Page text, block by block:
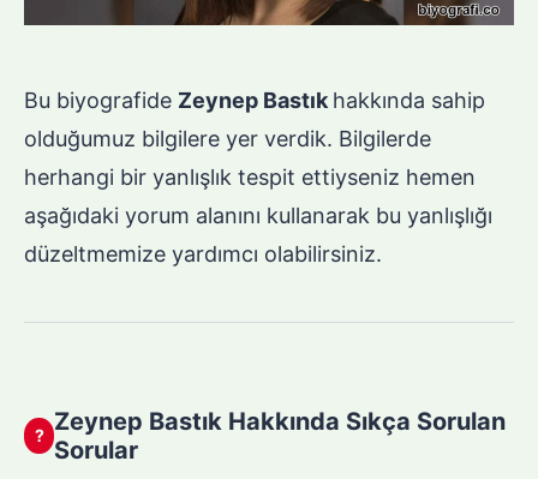
Bu biyografide Zeynep Bastıkhakkında sahip
olduğumuz bilgilere yer verdik. Bilgilerde
herhangi bir yanlışlık tespit ettiyseniz hemen
aşağıdaki yorum alanını kullanarak bu yanlışlığı
düzeltmemize yardımcı olabilirsiniz.
? Zeynep Bastık Hakkında Sıkça Sorulan
Sorular